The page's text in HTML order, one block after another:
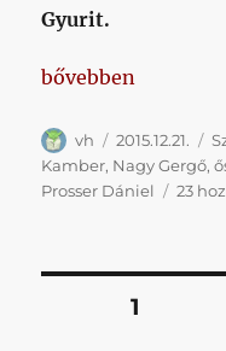
Gyurit.
„Ami nyilvánvaló,
bővebben
Szerző
vh Közzétéve
2015.12.21.
Kamber, Nagy Gergő,
Prosser Dániel
23
OLDAL1